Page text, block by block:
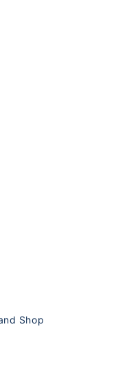
Shop